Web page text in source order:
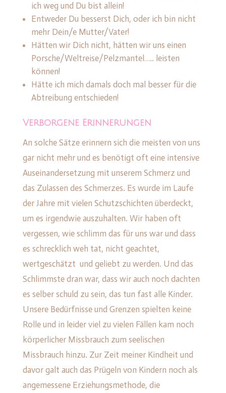
ich weg und Du bist allein!
Entweder Du besserst Dich, oder ich bin nicht
mehr Dein/e Mutter/Vater!
Hätten wir Dich nicht, hätten wir uns einen
Porsche/Weltreise/Pelzmantel….. leisten
können!
Hätte ich mich damals doch mal besser für die
Abtreibung entschieden!
Verborgene Erinnerungen
An solche Sätze erinnern sich die meisten von uns
gar nicht mehr und es benötigt oft eine intensive
Auseinandersetzung mit unserem Schmerz und
das Zulassen des Schmerzes. Es wurde im Laufe
der Jahre mit vielen Schutzschichten überdeckt,
um es irgendwie auszuhalten. Wir haben oft
vergessen, wie schlimm das für uns war und dass
es schrecklich weh tat, nicht geachtet,
wertgeschätzt und geliebt zu werden. Und das
Schlimmste dran war, dass wir auch noch dachten
es selber schuld zu sein, das tun fast alle Kinder.
Unsere Bedürfnisse und Grenzen spielten keine
Rolle und in leider viel zu vielen Fällen kam noch
körperlicher Missbrauch zum seelischen
Missbrauch hinzu. Zur Zeit meiner Kindheit und
davor galt auch das Prügeln von Kindern noch als
angemessene Erziehungsmethode, die